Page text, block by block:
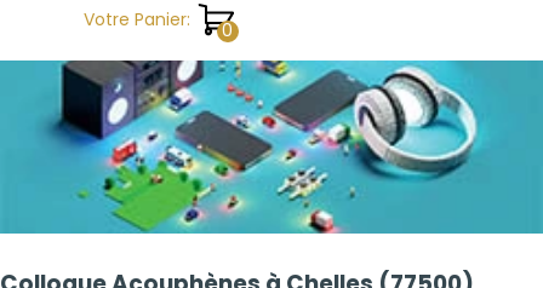
Aller au contenuVotre Panier: